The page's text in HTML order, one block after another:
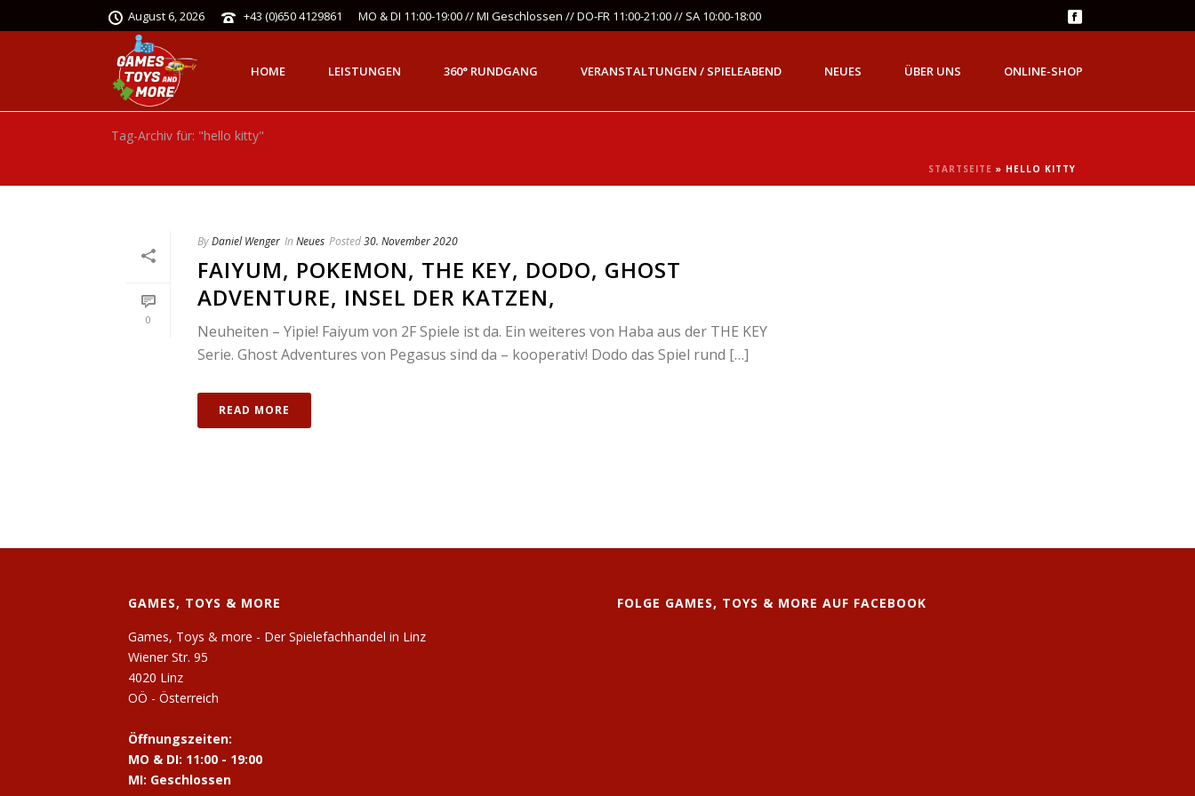
August 6, 2026 +43 (0)650 4129861 MO & DI 11:00-19:00 // MI Geschlossen // DO-FR 11:00-21:00 // SA 10:00-18:00
HOME LEISTUNGEN 360° RUNDGANG VERANSTALTUNGEN / SPIELEABEND NEUES ÜBER UNS ONLINE-SHOP
Tag-Archiv für: "hello kitty"
STARTSEITE » HELLO KITTY
0
ByDaniel Wenger In Neues Posted30. November 2020
FAIYUM, POKEMON, THE KEY, DODO, GHOST
ADVENTURE, INSEL DER KATZEN,
Neuheiten – Yipie! Faiyum von 2F Spiele ist da. Ein weiteres von Haba aus der THE KEY
Serie. Ghost Adventures von Pegasus sind da – kooperativ! Dodo das Spiel rund […]
READ MORE
GAMES, TOYS & MORE
Games, Toys & more - Der Spielefachhandel in Linz
Wiener Str. 95
4020 Linz
OÖ - Österreich
Öffnungszeiten:
MO & DI: 11:00 - 19:00
MI: Geschlossen
FOLGE GAMES, TOYS & MORE AUF FACEBOOK